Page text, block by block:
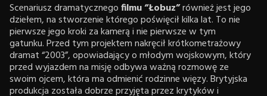
Scenariusz dramatycznegofilmu “Łobuz”również jest jego
dziełem, na stworzenie którego poświęcił kilka lat. To nie
pierwsze jego kroki za kamerą i nie pierwsze w tym
gatunku. Przed tym projektem nakręcił krótkometrażowy
dramat “2003”, opowiadający o młodym wojskowym, który
przed wyjazdem na misję odbywa ważną rozmowę ze
swoim ojcem, która ma odmienić rodzinne więzy. Brytyjska
produkcja została dobrze przyjęta przez krytyków i